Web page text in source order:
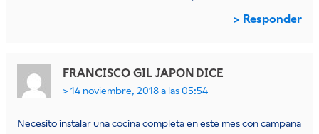
Responder
FRANCISCO GIL JAPON DICE
14 noviembre, 2018 a las 05:54
Necesito instalar una cocina completa en este mes con campana